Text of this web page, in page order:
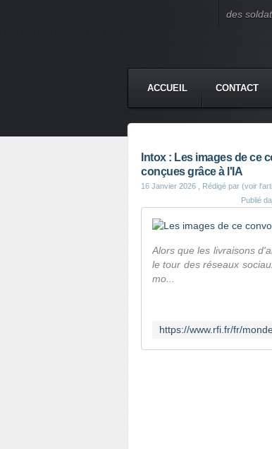
des
ACCUEIL CONTACT
Intox : Les images de ce
conçues grâce à l'IA
16 Janvier 2026 , Rédigé par (voir
Publié
Alors que les livraisons
le tour des réseaux
mo...